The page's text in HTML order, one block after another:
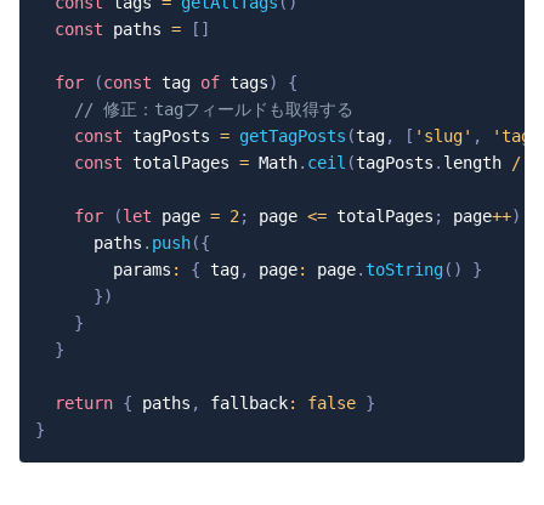
const paths = [ ]
for (const tag of tags)
{
// 修正：tagフィールドも取得する
const tagPosts = getTagPosts (tag, [ 'slug' , 'tag'
const totalPages = Math. ceil (tagPosts . length /
for (let page = 2; page <= totalPages ; page++)
      paths
. push({
        params
: { tag, page: page. toString( )
}
})
}
}
return { paths , fallback: false }
}